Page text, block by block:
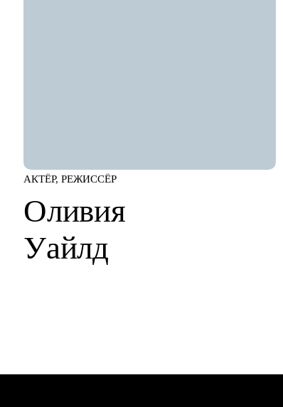
АКТЁР, РЕЖИССЁР
Оливия
Уайлд